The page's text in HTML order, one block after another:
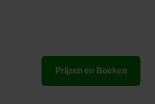
Prijzen en Boeken